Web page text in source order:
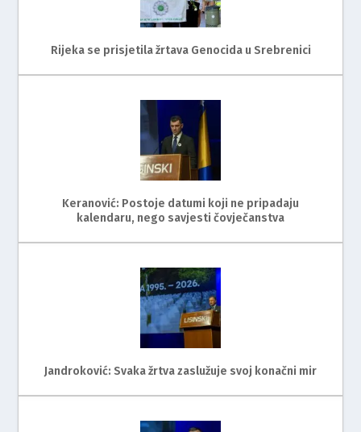
Rijeka se prisjetila žrtava Genocida u Srebrenici
Keranović: Postoje datumi koji ne pripadaju
kalendaru, nego savjesti čovječanstva
Jandroković: Svaka žrtva zaslužuje svoj konačni mir